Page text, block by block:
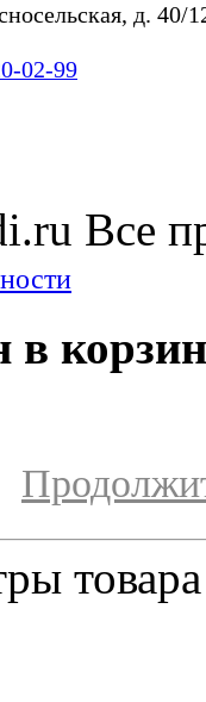
д. 40/
02-99
Все
в
товара